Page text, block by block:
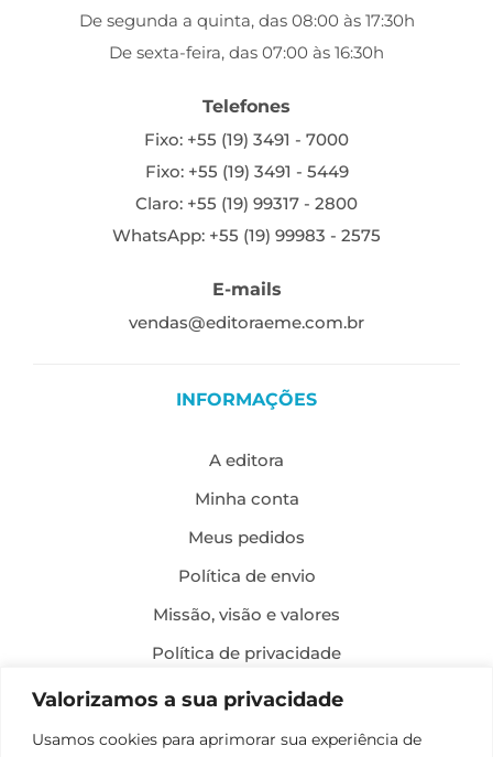
Valorizamos a sua privacidade
Usamos cookies para aprimorar sua experiência de
De segunda a quinta, das 08:00 às 17:30h
De sexta-feira, das 07:00 às 16:30h
Telefones
Fixo: +55 (19) 3491 - 7000
Fixo: +55 (19) 3491 - 5449
Claro: +55 (19) 99317 - 2800
WhatsApp: +55 (19) 99983 - 2575
E-mails
vendas@editoraeme.com.br
INFORMAÇÕES
A editora
Minha conta
Meus pedidos
Política de envio
Missão, visão e valores
Política de privacidade
Formas de pagamento
Política de troca e devolução